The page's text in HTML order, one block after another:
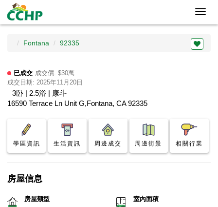
Fontana 92335
已成交 成交價: $30萬
成交日期: 2025年11月20日
3卧 | 2.5浴 | 康斗
16590 Terrace Ln Unit G,Fontana, CA 92335
學區資訊 生活資訊 周邊成交 周邊街景 相關行業
房屋信息
房屋類型 室內面積